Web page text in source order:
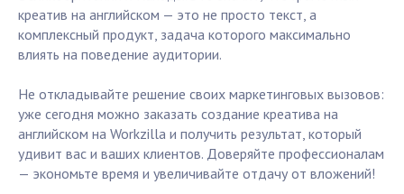
креатив на английском — это не просто текст, а
комплексный продукт, задача которого максимально
влиять на поведение аудитории.
Не откладывайте решение своих маркетинговых вызовов:
уже сегодня можно заказать создание креатива на
английском на Workzilla и получить результат, который
удивит вас и ваших клиентов. Доверяйте профессионалам
— экономьте время и увеличивайте отдачу от вложений!